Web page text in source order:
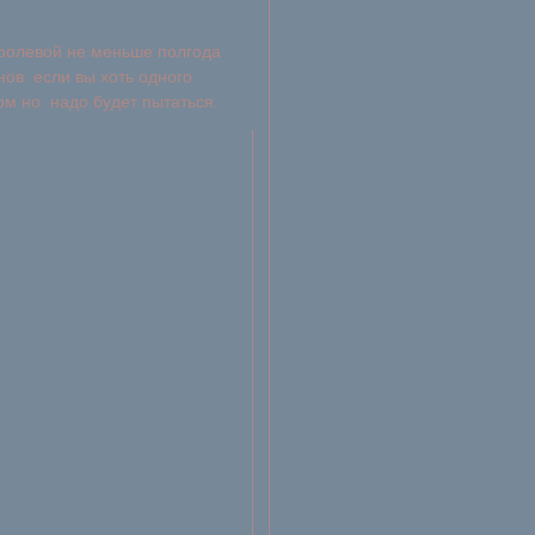
не меньше полгода
если вы хоть одного
но надо будет пытаться.